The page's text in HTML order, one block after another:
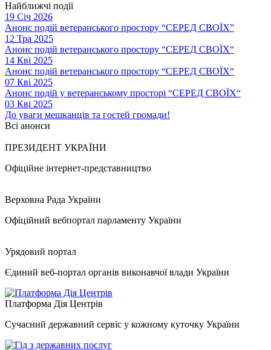
Найближчі події
19 Січ 2026
Анонс подій ветеранського простору “СЕРЕД СВОЇХ”
12 Тра 2025
Анонс подій ветеранського простору “СЕРЕД СВОЇХ“
14 Кві 2025
Анонс подій ветеранського простору “СЕРЕД СВОЇХ“
07 Кві 2025
Анонс подій у ветеранському просторі “СЕРЕД СВОЇХ“
03 Кві 2025
До уваги мешканців та гостей громади!
Всі анонси
ПРЕЗИДЕНТ УКРАЇНИ
Офіційне інтернет-представництво
Верховна Рада України
Офіційний вебпортал парламенту України
Урядовий портал
Єдиний веб-портал органів виконавчої влади України
Платформа Дія Центрів
Сучасний державний сервіс у кожному куточку України